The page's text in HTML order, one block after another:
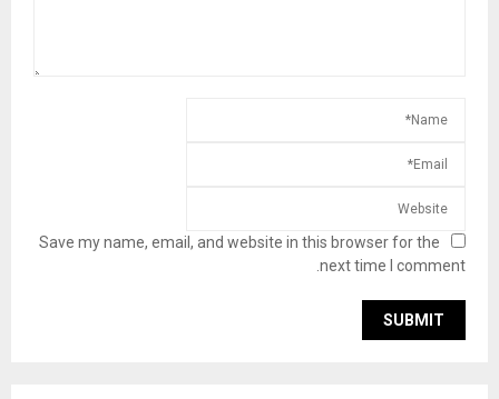
Save my name, email, and website in this browser for the
next time I comment.